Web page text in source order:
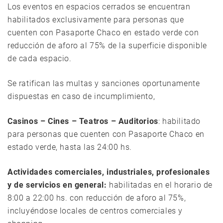
Los eventos en espacios cerrados se encuentran
habilitados exclusivamente para personas que
cuenten con Pasaporte Chaco en estado verde con
reducción de aforo al 75% de la superficie disponible
de cada espacio.
Se ratifican las multas y sanciones oportunamente
dispuestas en caso de incumplimiento,
Casinos – Cines – Teatros – Auditorios: habilitado
para personas que cuenten con Pasaporte Chaco en
estado verde, hasta las 24:00 hs.
Actividades comerciales, industriales, profesionales
y de servicios en general: habilitadas en el horario de
8:00 a 22:00 hs. con reducción de aforo al 75%,
incluyéndose locales de centros comerciales y